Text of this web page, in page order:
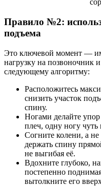
Правило №2:
подъема
Это ключевой момент —
нагрузку на
следующему алгоритму:
Расположитесь
снизить участок
спину.
Ногами делайте
плеч, одну ногу чуть
Согните колени, а
держать спину
не выгибая её.
Вдохните глубоко,
постепенно
вытолкните его